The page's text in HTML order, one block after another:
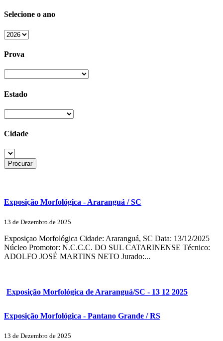
Selecione o ano
Prova
Estado
Cidade
Exposição Morfológica - Araranguá / SC
13 de Dezembro de 2025
Exposiçao Morfológica Cidade: Araranguá, SC Data: 13/12/2025
Núcleo Promotor: N.C.C.C. DO SUL CATARINENSE Técnico:
ADOLFO JOSÉ MARTINS NETO Jurado:...
Exposição Morfológica de Araranguá/SC - 13 12 2025
Exposição Morfológica - Pantano Grande / RS
13 de Dezembro de 2025